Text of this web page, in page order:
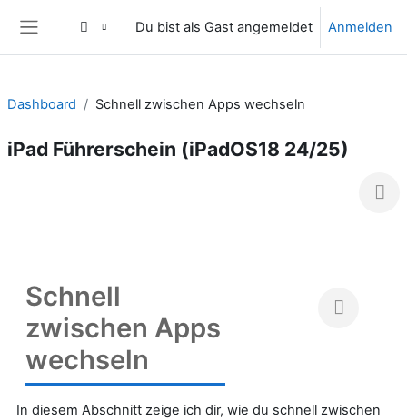
Website-Übersicht
Du bist als Gast angemeldet Anmelden
Dashboard Schnell zwischen Apps wechseln
iPad Führerschein (iPadOS18 24/25)
Schnell
zwischen Apps
wechseln
In diesem Abschnitt zeige ich dir, wie du schnell zwischen